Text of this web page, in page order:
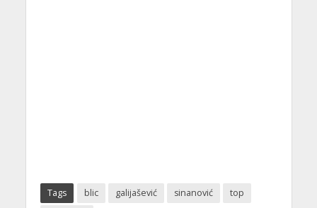
Tags blic galijašević sinanović
top